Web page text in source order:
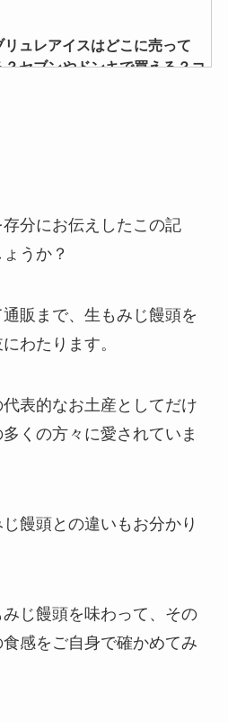
リュレアイスはどこに売って
？セブンやドンキで買える？コ
スメレシピを紹介！
スーパーで買える？コストコで
売ってる？
？ドンキやイオンで購入可能？
恋ミルクはどこで売ってる？販
時期はいつまで？
分にお伝えしたこの記
うか？
販まで、生もみじ饅頭を
わたります。
表的なお土産としてだけ
くの方々に愛されていま
饅頭との違いもお分かり
じ饅頭を味わって、その
感をご自身で確かめてみ